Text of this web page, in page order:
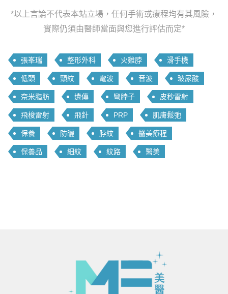
*以上言論不代表本站立場，任何手術或療程均有其風險，
實際仍須由醫師當面與您進行評估而定*
張峯瑞 整形外科 火雞脖 滑手機
低頭 頸紋 電波 音波 玻尿酸
奈米脂肪 遺傳 彎脖子 皮秒雷射
飛梭雷射 飛針 PRP 肌膚鬆弛
保養 防曬 脖紋 醫美療程
保養品 細紋 紋路 醫美